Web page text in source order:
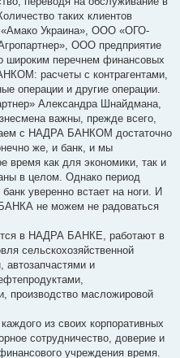
таких клиентов
«Амако Украина», ООО «ОГО-
ООО предприятие
широким перечнем финансовых
расчеты с контрагентами,
операции и другие операции.
Александра Шнайдмана,
важны, прежде всего,
с НАДРА БАНКОМ достаточно
же, и банк, и мы
время как для экономики, так и
в целом. Однако период
уверенно встает на ноги. И
не можем не радоваться
в НАДРА БАНКЕ, работают в
сельскохозяйственной
автозапчастями и
производство масложировой
из своих корпоративных
сотрудничество, доверие и
учреждения время.